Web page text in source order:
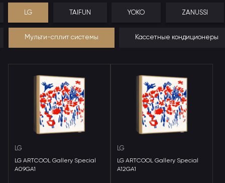
LG TAIFUN YOKO ZANUSSI
Мульти-сплит системы Кассетные кондиционеры
LG
LG ARTCOOL Gallery Special
A09GA1
LG
LG ARTCOOL Gallery Special
A12GA1